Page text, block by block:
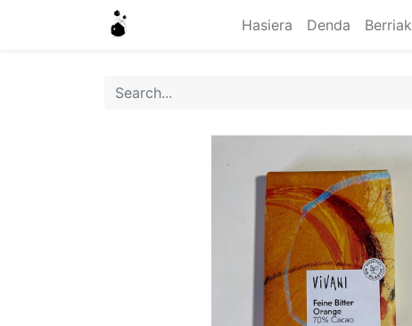
Hasiera Denda Berriak